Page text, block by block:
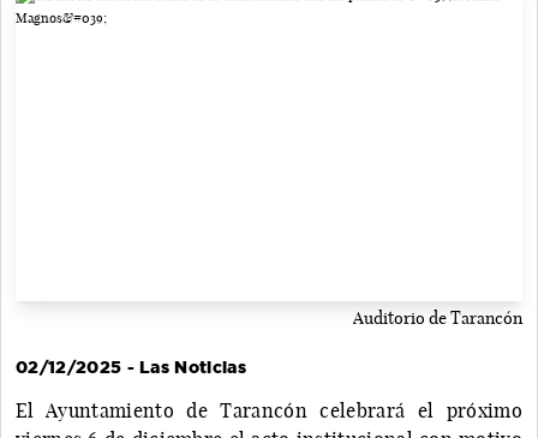
Auditorio de Tarancón
02/12/2025 - Las Noticias
El Ayuntamiento de Tarancón celebrará el próximo